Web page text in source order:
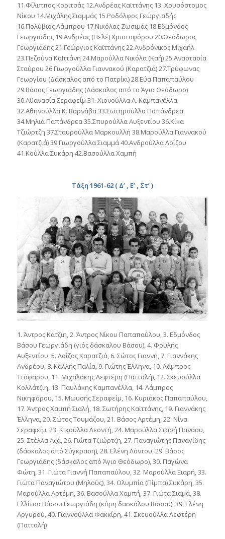
11.Φίλιππος Κοριτσάς 12.Ανδρέας Καϊττάνης 13. Χρυσόστομος
Νίκου 14.Μιχάλης Σιαμμάς 15.Ροδόλφος Γεώργιαδής
16.Πολύβιος Λάμπρου 17.Νικόλας Ζωσιμάς 18.Εδμόνδος
Γεωργιάδης 19.Ανδρέας (Πελέ) Χριστοφόρου 20.Θεόδωρος
Γεωργιάδης 21.Γεώργιος Καϊττάνης 22.Ανδρόνικος Μιχαήλ
23.Πεζούνα ΚαΙττάνη 24.Μαρούλλα Νικόλα (Καή) 25.Αναστασία
Σταύρου 26.Γιωργούλλα Γιαννακού (Καρατζιά) 27.Τρύφωνας
Γεωργίου (Δάσκαλος από το Πατρίκι) 28.Εύα Παπαπαύλου
29.Βάσος Γεωργιάδης (Δάσκαλος από το Άγιο Θεόδωρο)
30.Αθανασία Σεραφείμ 31. Χιονούλλα Α. Καμπανέλλα
32.Αθηνούλλα Κ. Βαρνάβα 33.Σωτηρούλλα Παπάνδρεα
34.Μηλιά Παπάνδρεα 35.Σπυρούλλα Αυξεντίου 36.Κίκα
Τζιώρτζη 37.Σταυρούλλα Μαρκουλλή 38.Μαρούλλα Γιαννακού
(Καρατζιά) 39.Γιωργούλλα Σιαμμά 40.Ανδρούλλα Λοΐζου
41.Κούλλα Συκάρη 42.Βασούλλα Χαμπή
Τάξη 1961-62 ( Δ’ , Ε’ , Στ’ )
1. Άντρος Κάτζιη, 2. Άντρος Νίκου Παπαπαύλου, 3. Εδμόνδος
Βάσου Γεωργιάδη (γιός δάσκαλου Βάσου), 4. Φουλής
Αυξεντίου, 5. Λοΐζος Καρατζιά, 6. Σώτος Γιαννή, 7. Γιαννάκης
Ανδρέου, 8. Καλλής Παλία, 9. Γιώτης Έλληνα, 10. Λάμπρος
Ττόφαρου, 11. Μιχαλάκης Λεφτέρη (Πατταλή), 12. Σκευούλλα
Κολλάτζιη, 13. Παυλάκης Καμπανέλλα, 14. Λάμπρος
Νικηφόρου, 15. Μωυσής Σεραφείμ, 16. Κυριάκος Παπαπαύλου,
17. Άντρος Χαμπή Σιαλή, 18. Σωτήρης Καϊττάνης, 19. Γιαννάκης
Έλληνα, 20. Σώτος Τουμάζου, 21. Βάσος Αρτέμη, 22. Νίνα
Σεραφείμ, 23. Κικούλλα Λεοντή, 24. Μαρούλλα Στασή Πανάου,
25. Στέλλα Αζά, 26. Γιώτα Τζιώρτζη, 27. Παναγιώτης Παναγίδης
(δάσκαλος από Σύγκραση), 28. Ελένη Λόντου, 29. Βάσος
Γεωργιάδης (δάσκαλος από Άγιο Θεόδωρο), 30. Παγώνα
Φώτη, 31. Γιώτα Γιαννή Παπαπαύλου, 32. Μαρούλλα Ξιαρή, 33.
Γιώτα Παναγιώτου (Μηλούς), 34. Ολυμπία (Πίμπα) Συκάρη, 35.
Μαρούλλα Αρτέμη, 36. Βασούλλα Χαμπή, 37. Γιώτα Σιαμά, 38.
Ελλίτσα Βάσου Γεωργιάδη (κόρη δασκάλου Βάσου), 39. Ελένη
Αργυρού, 40. Γιαννούλλα Φακκίρη, 41. Σκευούλλα Λεφτέρη
(Πατταλή)